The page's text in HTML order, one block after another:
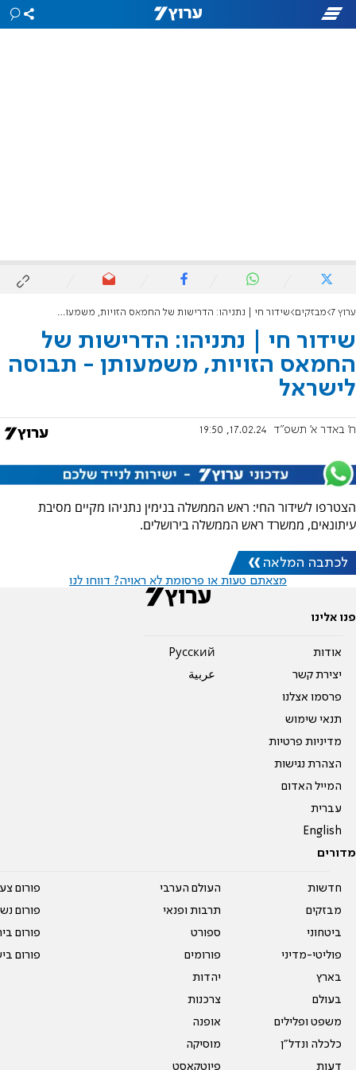
ערוץ 7 מבזקים שידור חי | נתניהו: הדרישות של החמאס הזויות, משמעותן - תבוסה לישראל
שידור חי | נתניהו: הדרישות של
החמאס הזויות, משמעותן - תבוסה
לישראל
ח' באדר א׳ תשפ"ד 17.02.24, 19:50
הצטרפו לשידור החי: ראש הממשלה בנימין נתניהו מקיים מסיבת
עיתונאים, ממשרד ראש הממשלה בירושלים.
לכתבה המלאה
מצאתם טעות או פרסומת לא ראויה? דווחו לנו
פנו אלינו
אודות
יצירת קשר
פרסמו אצלנו
תנאי שימוש
מדיניות פרטיות
הצהרת נגישות
המייל האדום
עברית
English
Pусский
عربية
מדורים
חדשות
מבזקים
ביטחוני
פוליטי-מדיני
בארץ
בעולם
משפט ופלילים
כלכלה ונדל"ן
דעות
העולם הערבי
תרבות ופנאי
ספורט
פורומים
יהדות
צרכנות
אופנה
מוסיקה
פיוטקאסט
פורום
פורום
פורום
פורום